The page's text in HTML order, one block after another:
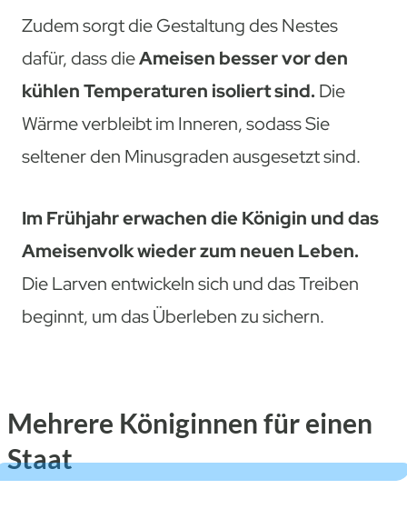
Zudem sorgt die Gestaltung des Nestes
dafür, dass dieAmeisen besser vor den
kühlen Temperaturen isoliert sind. Die
Wärme verbleibt im Inneren, sodass Sie
seltener den Minusgraden ausgesetzt sind.
Im Frühjahr erwachen die Königin und das
Ameisenvolk wieder zum neuen Leben.
Die Larven entwickeln sich und das Treiben
beginnt, um das Überleben zu sichern.
Mehrere Königinnen für einen
Staat